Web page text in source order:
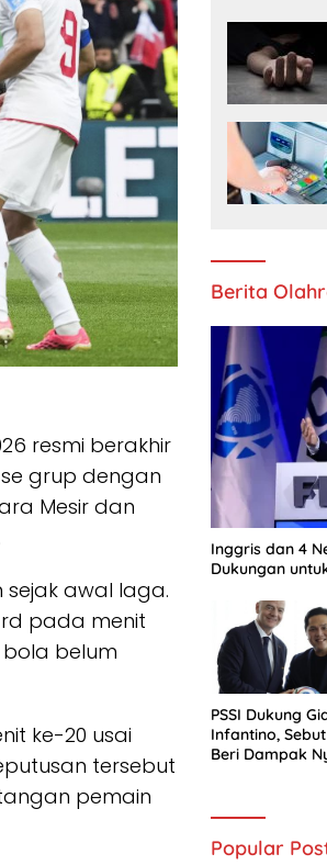
resmi berakhir
grup dengan
Mesir dan
sejak awal laga.
pada menit
bola belum
ke-20 usai
tersebut
pemain
Berita
Inggris dan 4
Dukungan
PSSI Dukung
Infantino,
Beri Dampak
Popular